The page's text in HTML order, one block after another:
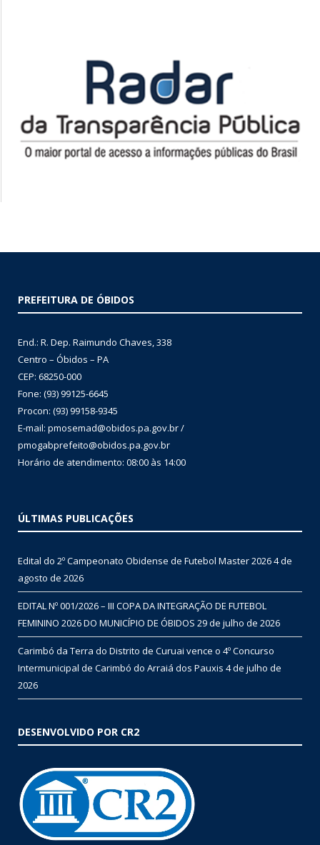
PREFEITURA DE ÓBIDOS
End.: R. Dep. Raimundo Chaves, 338
Centro – Óbidos – PA
CEP: 68250-000
Fone: (93) 99125-6645
Procon: (93) 99158-9345
E-mail: pmosemad@obidos.pa.gov.br /
pmogabprefeito@obidos.pa.gov.br
Horário de atendimento: 08:00 às 14:00
ÚLTIMAS PUBLICAÇÕES
Edital do 2º Campeonato Obidense de Futebol Master 20264 de
agosto de 2026
EDITAL Nº 001/2026 – III COPA DA INTEGRAÇÃO DE FUTEBOL
FEMININO 2026 DO MUNICÍPIO DE ÓBIDOS 29 de julho de 2026
Carimbó da Terra do Distrito de Curuai vence o 4º Concurso
Intermunicipal de Carimbó do Arraiá dos Pauxis 4 de julho de
2026
DESENVOLVIDO POR CR2